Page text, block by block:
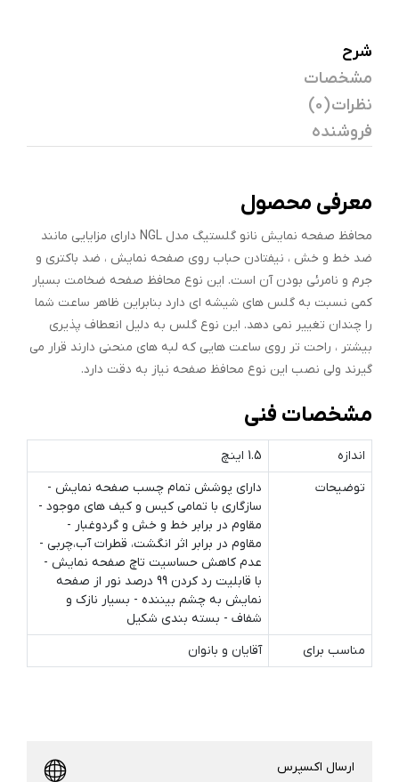
شرح
مشخصات
نظرات (0)
فروشنده
معرفی محصول
محافظ صفحه نمایش نانو گلستیگ مدل NGL دارای مزایایی مانند
ضد خط و خش ، نیفتادن حباب روی صفحه نمایش ، ضد باکتری و
جرم و نامرئی بودن آن است. این نوع محافظ صفحه ضخامت بسیار
کمی نسبت به گلس های شیشه ای دارد بنابراین ظاهر ساعت شما
را چندان تغییر نمی دهد. این نوع گلس به دلیل انعطاف پذیری
بیشتر ، راحت تر روی ساعت هایی که لبه های منحنی دارند قرار می
گیرند ولی نصب این نوع محافظ صفحه نیاز به دقت دارد.
مشخصات فنی
اندازه
1.5 اینچ
توضیحات
دارای پوشش تمام چسب صفحه نمایش -
سازگاری با تمامی کیس و کیف های موجود -
مقاوم در برابر خط و خش و گردوغبار -
مقاوم در برابر اثر انگشت، قطرات آب،چربی -
عدم کاهش حساسیت تاچ صفحه نمایش -
با قابلیت رد کردن 99 درصد نور از صفحه
نمایش به چشم بیننده - بسیار نازک و
شفاف - بسته بندی شکیل
مناسب برای
آقایان و بانوان
ارسال اکسپرس